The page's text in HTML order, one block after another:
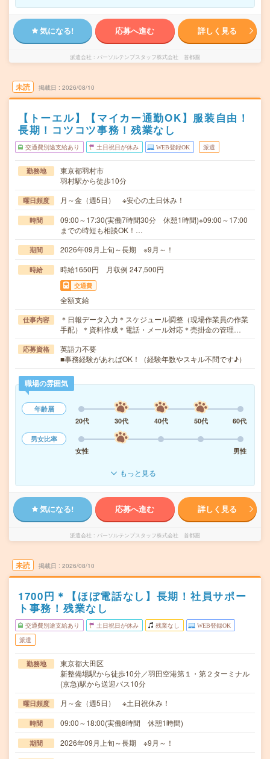
気になる! 応募へ進む 詳しく見る
派遣会社 パーソルテンプスタッフ株式会社 首都圏
未読 掲載日 2026/08/10
【トーエル】【マイカー通勤OK】服装自由！
長期！コツコツ事務！残業なし
交通費別途支給あり 土日祝日が休み WEB登録OK 派遣
勤務地
東京都羽村市
羽村駅から徒歩10分
曜日頻度 月～金（週5日） ※安心の土日休み！
時間
09:00～17:30(実働7時間30分 休憩1時間)※09:00～17:00
までの時短も相談OK！…
期間 2026年09月上旬～長期 ※9月～！
時給 時給1650円 月収例 247,500円
交通費
全額支給
仕事内容
＊日報データ入力＊スケジュール調整（現場作業員の作業
手配）＊資料作成＊電話・メール対応＊売掛金の管理…
応募資格
英語力不要
■事務経験があればOK！（経験年数やスキル不問です♪）
職場の雰囲気
年齢層
20代
30代 40代 50代
60代
男女比率
女性
男性
もっと見る
気になる! 応募へ進む 詳しく見る
派遣会社 パーソルテンプスタッフ株式会社 首都圏
未読 掲載日 2026/08/10
1700円＊【ほぼ電話なし】長期！社員サポー
ト事務！残業なし
交通費別途支給あり 土日祝日が休み 残業なし WEB登録OK
派遣
勤務地
東京都大田区
新整備場駅から徒歩10分／羽田空港第１・第２ターミナル
(京急)駅から送迎バス10分
曜日頻度 月～金（週5日） ※土日祝休み！
時間 09:00～18:00(実働8時間 休憩1時間)
期間 2026年09月上旬～長期 ※9月～！